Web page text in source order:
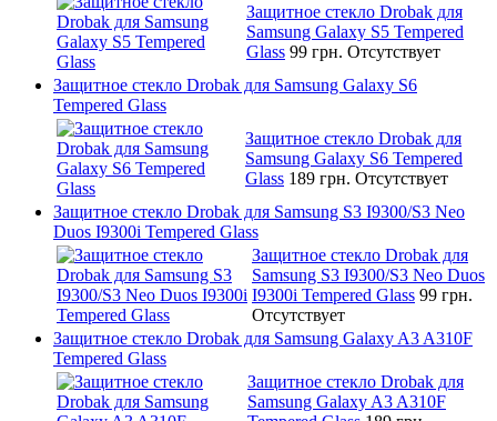
Защитное стекло Drobak для
Samsung Galaxy S5 Tempered
Glass 99 грн. Отсутствует
Защитное стекло Drobak для Samsung Galaxy S6
Tempered Glass
Защитное стекло Drobak для
Samsung Galaxy S6 Tempered
Glass 189 грн. Отсутствует
Защитное стекло Drobak для Samsung S3 I9300/S3 Neo
Duos I9300i Tempered Glass
Защитное стекло Drobak для
Samsung S3 I9300/S3 Neo Duos
I9300i Tempered Glass 99 грн.
Отсутствует
Защитное стекло Drobak для Samsung Galaxy A3 A310F
Tempered Glass
Защитное стекло Drobak для
Samsung Galaxy A3 A310F